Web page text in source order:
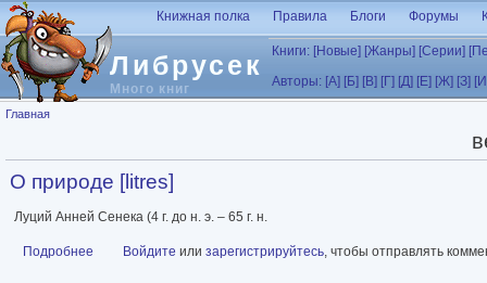
Перейти к основному содержанию
Либрусек
Много книг
Книжная полка Правила Блоги Форумы
Книги: [Новые] [Жанры] [Серии]
Авторы: [А] [Б] [В] [Г] [Д] [Е] [Ж] [З]
Вы здесь
Главная
О природе [litres]
Луций Анней Сенека (4 г. до н. э. – 65 г. н.
Подробнее о О природе [litres]
Войдите или зарегистрируйтесь, чтобы отправлять